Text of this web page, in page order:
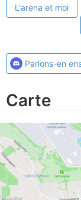
L'arena et moi
Parlons-en
Carte